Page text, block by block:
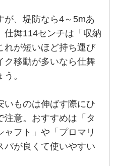
が、堤防なら4～5mあ
仕舞114センチは「収納
れが短いほど持ち運び
ク移動が多いなら仕舞
。
いものは伸ばす際にひ
注意。おすすめは「タ
ャフト」や「プロマリ
パが良くて使いやすい